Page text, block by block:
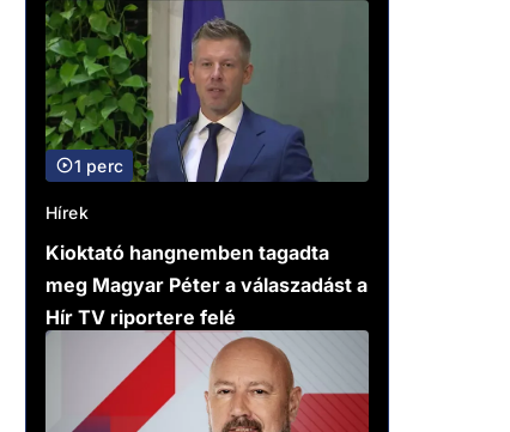
1 perc
Hírek
Kioktató hangnemben tagadta
meg Magyar Péter a válaszadást a
Hír TV riportere felé